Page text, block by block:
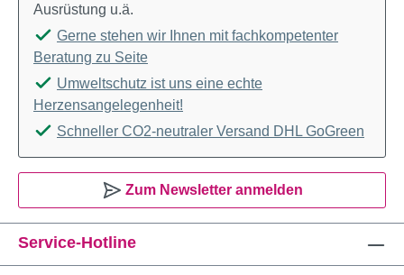
Service-Hotline
Ausrüstung u.ä.
Gerne stehen wir Ihnen mit fachkompetenter
Beratung zu Seite
Umweltschutz ist uns eine echte
Herzensangelegenheit!
Schneller CO2-neutraler Versand DHL GoGreen
Zum Newsletter anmelden